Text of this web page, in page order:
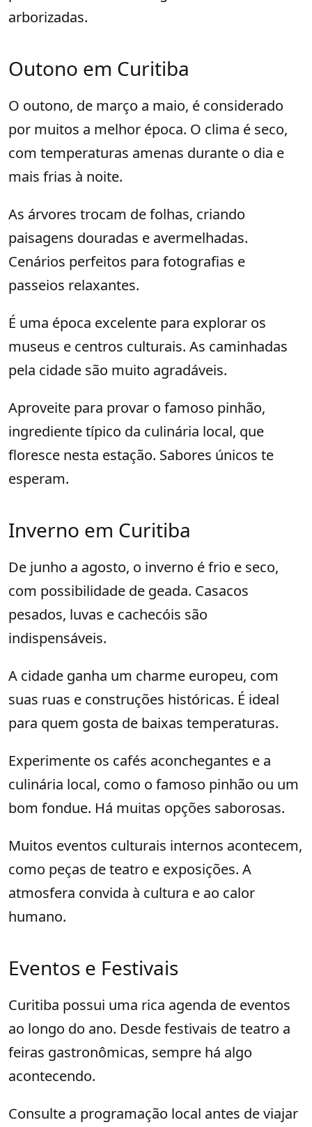
arborizadas.
Outono em Curitiba
O outono, de março a maio, é considerado
por muitos a melhor época. O clima é seco,
com temperaturas amenas durante o dia e
mais frias à noite.
As árvores trocam de folhas, criando
paisagens douradas e avermelhadas.
Cenários perfeitos para fotografias e
passeios relaxantes.
É uma época excelente para explorar os
museus e centros culturais. As caminhadas
pela cidade são muito agradáveis.
Aproveite para provar o famoso pinhão,
ingrediente típico da culinária local, que
floresce nesta estação. Sabores únicos te
esperam.
Inverno em Curitiba
De junho a agosto, o inverno é frio e seco,
com possibilidade de geada. Casacos
pesados, luvas e cachecóis são
indispensáveis.
A cidade ganha um charme europeu, com
suas ruas e construções históricas. É ideal
para quem gosta de baixas temperaturas.
Experimente os cafés aconchegantes e a
culinária local, como o famoso pinhão ou um
bom fondue. Há muitas opções saborosas.
Muitos eventos culturais internos acontecem,
como peças de teatro e exposições. A
atmosfera convida à cultura e ao calor
humano.
Eventos e Festivais
Curitiba possui uma rica agenda de eventos
ao longo do ano. Desde festivais de teatro a
feiras gastronômicas, sempre há algo
acontecendo.
Consulte a programação local antes de viajar